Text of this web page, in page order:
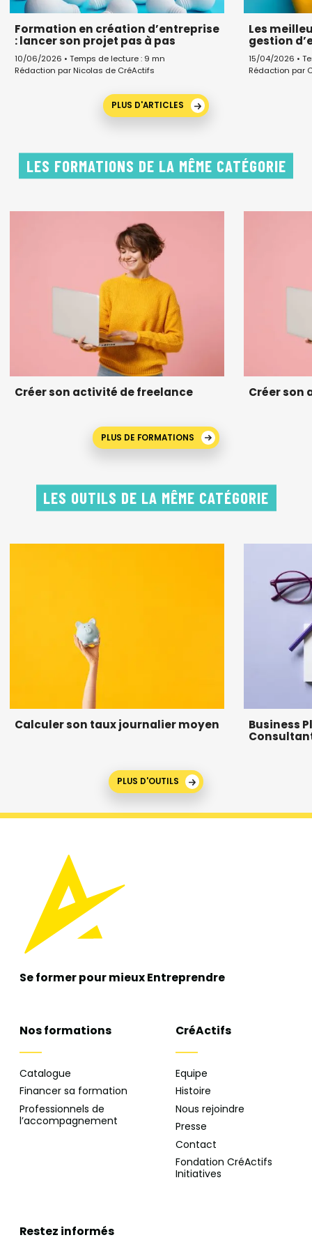
Formation en création d’entreprise
: lancer son projet pas à pas
10/06/2026 • Temps de lecture : 9 mn
Rédaction par Nicolas de CréActifs
Les
gestion
15/04/2026 •
Rédaction par
PLUS D'ARTICLES
LES FORMATIONS DE LA MÊME CATÉGORIE
Créer son activité de freelance Créer son
PLUS DE FORMATIONS
LES OUTILS DE LA MÊME CATÉGORIE
Calculer son taux journalier moyen
Business
PLUS D'OUTILS
Se former pour mieuxEntreprendre
Nos formations
Catalogue
Financer sa formation
Professionnels de
l’accompagnement
CréActifs
Equipe
Histoire
Nous rejoindre
Presse
Contact
Fondation CréActifs
Initiatives
Restez informés